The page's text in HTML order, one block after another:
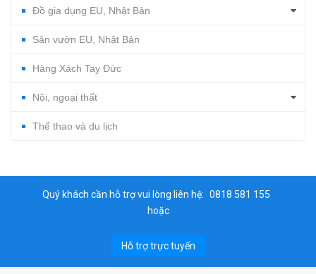
Đồ gia dụng EU, Nhật Bản
Sân vườn EU, Nhật Bản
Hàng Xách Tay Đức
Nội, ngoại thất
Thể thao và du lịch
Quý khách cần hỗ trợ vui lòng liên hệ: 0818 581 155
hoặc
Hỗ trợ trực tuyến